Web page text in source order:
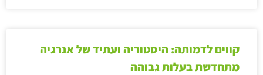
קווים לדמותה: היסטוריה ועתיד של אנרגיה
מתחדשת בעלות גבוהה